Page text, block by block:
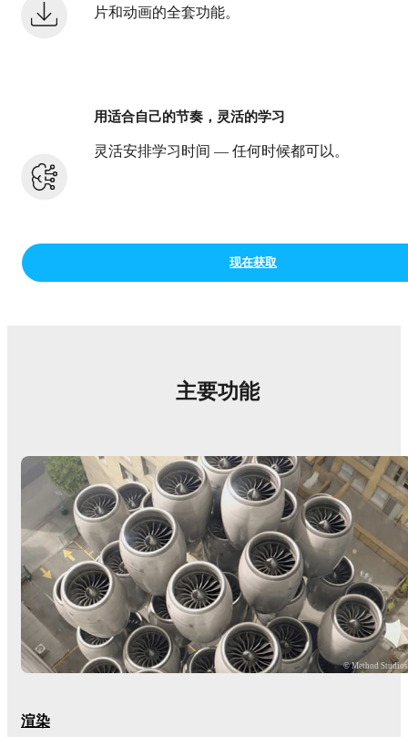
片和动画的全套功能。
用适合自己的节奏，灵活的学习
灵活安排学习时间 — 任何时候都可以。
现在获取
主要功能
© Method Studios
渲染